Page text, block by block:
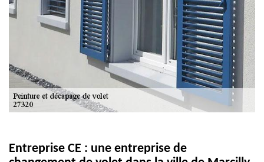
Entreprise CE : une entreprise de